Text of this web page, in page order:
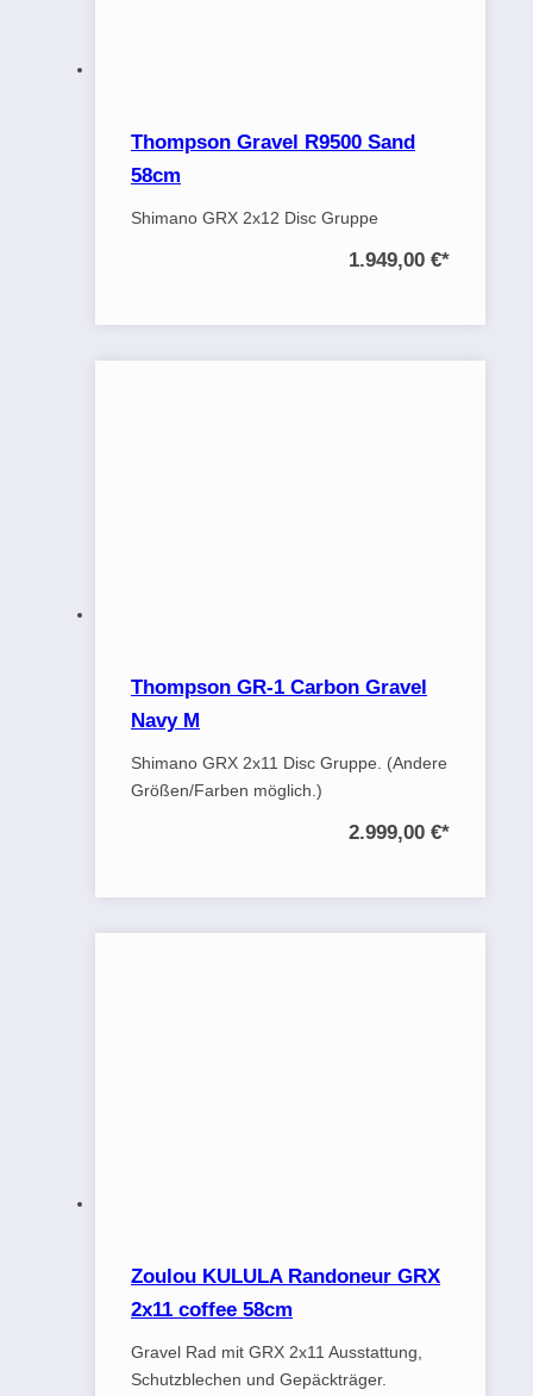
Thompson Gravel R9500 Sand
58cm
Shimano GRX 2x12 Disc Gruppe
1.949,00 €*
Thompson GR-1 Carbon Gravel
Navy M
Shimano GRX 2x11 Disc Gruppe. (Andere
Größen/Farben möglich.)
2.999,00 €*
Zoulou KULULA Randoneur GRX
2x11 coffee 58cm
Gravel Rad mit GRX 2x11 Ausstattung,
Schutzblechen und Gepäckträger.